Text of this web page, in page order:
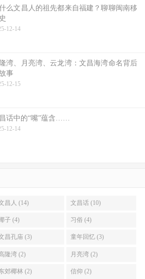
么文昌人的祖先都来自福建？聊聊闽南移
12-14
湾、月亮湾、云龙湾：文昌海湾命名背后
事
12-15
话中的“嘴”蕴含……
12-14
昌人 (14) 文昌话 (10)
子 (4) 习俗 (4)
昌孔庙 (3) 童年回忆 (3)
隆湾 (2) 月亮湾 (2)
郊椰林 (2) 信仰 (2)